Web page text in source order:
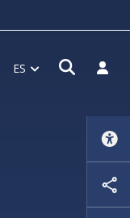
ES Abrir